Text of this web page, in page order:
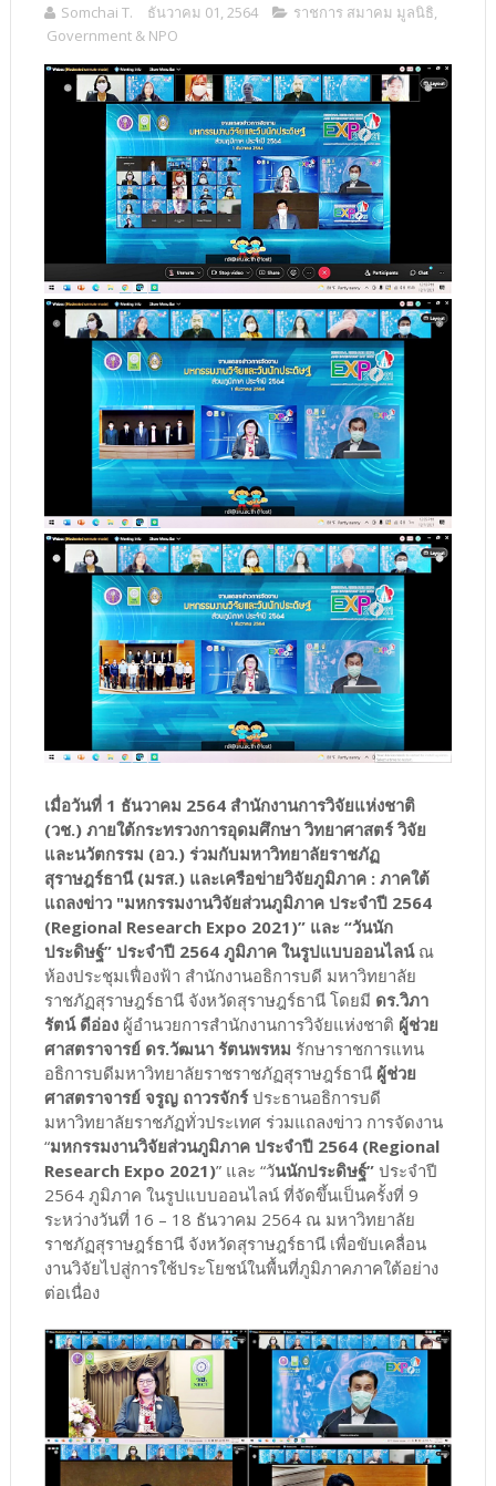
Somchai T. ธันวาคม 01, 2564 ราชการ สมาคม มูลนิธิ,
Government & NPO
เมื่อวันที่ 1 ธันวาคม 2564 สำนักงานการวิจัยแห่งชาติ
(วช.) ภายใต้กระทรวงการอุดมศึกษา วิทยาศาสตร์ วิจัย
และนวัตกรรม (อว.) ร่วมกับมหาวิทยาลัยราชภัฏ
สุราษฎร์ธานี (มรส.) และเครือข่ายวิจัยภูมิภาค : ภาคใต้
แถลงข่าว "มหกรรมงานวิจัยส่วนภูมิภาค ประจำปี 2564
(Regional Research Expo 2021)” และ “วันนัก
ประดิษฐ์” ประจำปี 2564 ภูมิภาค ในรูปแบบออนไลน์ณ
ห้องประชุมเฟื่องฟ้า สำนักงานอธิการบดี มหาวิทยาลัย
ราชภัฏสุราษฎร์ธานี จังหวัดสุราษฎร์ธานี โดยมี ดร.วิภา
รัตน์ ดีอ่องผู้อำนวยการสำนักงานการวิจัยแห่งชาติ ผู้ช่วย
ศาสตราจารย์ ดร.วัฒนา รัตนพรหม รักษาราชการแทน
อธิการบดีมหาวิทยาลัยราชราชภัฏสุราษฎร์ธานี ผู้ช่วย
ศาสตราจารย์ จรูญ ถาวรจักร์ประธานอธิการบดี
มหาวิทยาลัยราชภัฏทั่วประเทศ ร่วมแถลงข่าว การจัดงาน
“มหกรรมงานวิจัยส่วนภูมิภาค ประจำปี 2564 (Regional
Research Expo 2021)” และ “วันนักประดิษฐ์” ประจำปี
2564 ภูมิภาค ในรูปแบบออนไลน์ ที่จัดขึ้นเป็นครั้งที่ 9
ระหว่างวันที่ 16 – 18 ธันวาคม 2564 ณ มหาวิทยาลัย
ราชภัฏสุราษฎร์ธานี จังหวัดสุราษฎร์ธานี เพื่อขับเคลื่อน
งานวิจัยไปสู่การใช้ประโยชน์ในพื้นที่ภูมิภาคภาคใต้อย่าง
ต่อเนื่อง